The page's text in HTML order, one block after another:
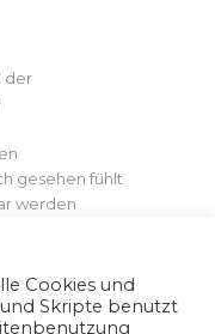
der
gesehen fühlt
werden
Cookies und
Skripte benutzt